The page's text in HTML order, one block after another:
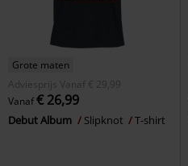
Grote maten
Adviesprijs
Vanaf € 29,99
Vanaf€ 26,99
Debut Album Slipknot T-shirt